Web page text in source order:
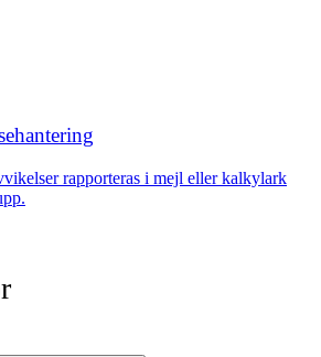
rapporteras i mejl eller kalkylark